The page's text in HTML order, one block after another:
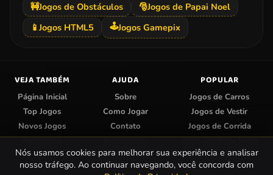
🚧Jogos de Obstáculos 🎅Jogos de Papai Noel
📱 Jogos HTML5 🕹️Jogos Gamepix
VEJA TAMBÉM
Página Inicial
Top Jogos
Novos Jogos
Categorias
AJUDA
Sobre
Como Jogar
Contato
Enviar Jogo
Centro de Privacidade
POPULAR
Jogos de Carros
Jogos de Vestir
Jogos de Corrida
Jogos do Papa Louie
Jogos de Colorir
Nós usamos cookies para melhorar sua experiência e analisar
nosso tráfego. Ao continuar navegando, você concorda com